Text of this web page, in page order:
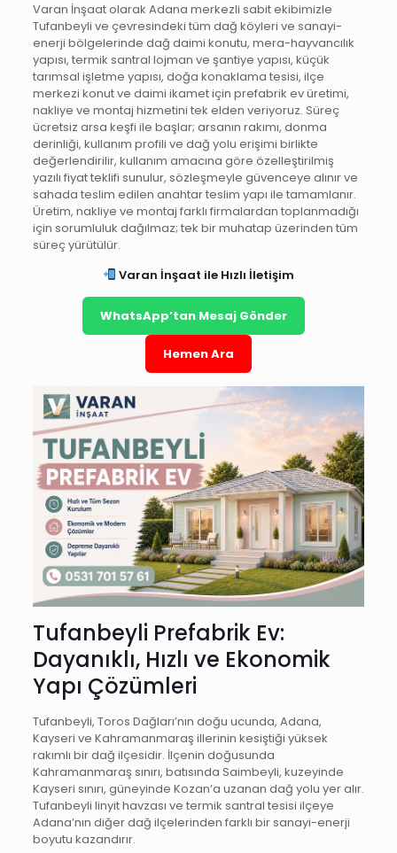
Varan İnşaat olarak Adana merkezli sabit ekibimizle
Tufanbeyli ve çevresindeki tüm dağ köyleri ve sanayi-
enerji bölgelerinde dağ daimi konutu, mera-hayvancılık
yapısı, termik santral lojman ve şantiye yapısı, küçük
tarımsal işletme yapısı, doğa konaklama tesisi, ilçe
merkezi konut ve daimi ikamet için prefabrik ev üretimi,
nakliye ve montaj hizmetini tek elden veriyoruz. Süreç
ücretsiz arsa keşfi ile başlar; arsanın rakımı, donma
derinliği, kullanım profili ve dağ yolu erişimi birlikte
değerlendirilir, kullanım amacına göre özelleştirilmiş
yazılı fiyat teklifi sunulur, sözleşmeyle güvenceye alınır ve
sahada teslim edilen anahtar teslim yapı ile tamamlanır.
Üretim, nakliye ve montaj farklı firmalardan toplanmadığı
için sorumluluk dağılmaz; tek bir muhatap üzerinden tüm
süreç yürütülür.
Varan İnşaat ile Hızlı İletişim
WhatsApp’tan Mesaj Gönder
Hemen Ara
Tufanbeyli Prefabrik Ev:
Dayanıklı, Hızlı ve Ekonomik
Yapı Çözümleri
Tufanbeyli, Toros Dağları’nın doğu ucunda, Adana,
Kayseri ve Kahramanmaraş illerinin kesiştiği yüksek
rakımlı bir dağ ilçesidir. İlçenin doğusunda
Kahramanmaraş sınırı, batısında Saimbeyli, kuzeyinde
Kayseri sınırı, güneyinde Kozan’a uzanan dağ yolu yer alır.
Tufanbeyli linyit havzası ve termik santral tesisi ilçeye
Adana’nın diğer dağ ilçelerinden farklı bir sanayi-enerji
boyutu kazandırır.